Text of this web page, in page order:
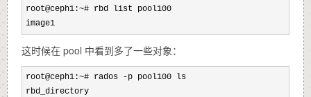
root@ceph1:~# rbd list pool100
image1
这时候在 pool 中看到多了一些对象：
root@ceph1:~# rados -p pool100 ls
rbd_directory